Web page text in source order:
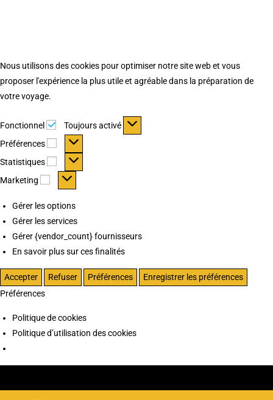
Nous utilisons des cookies pour optimiser notre site web et vous
proposer l'expérience la plus utile et agréable dans la préparation de
votre voyage.
Fonctionnel Fonctionnel
Toujours activé
Préférences
Préférences
Statistiques Statistiques
Marketing Marketing
Gérer les options
Gérer les services
Gérer {vendor_count} fournisseurs
En savoir plus sur ces finalités
Accepter Refuser Préférences
Enregistrer les préférences
Préférences
Politique de cookies
Politique d’utilisation des cookies